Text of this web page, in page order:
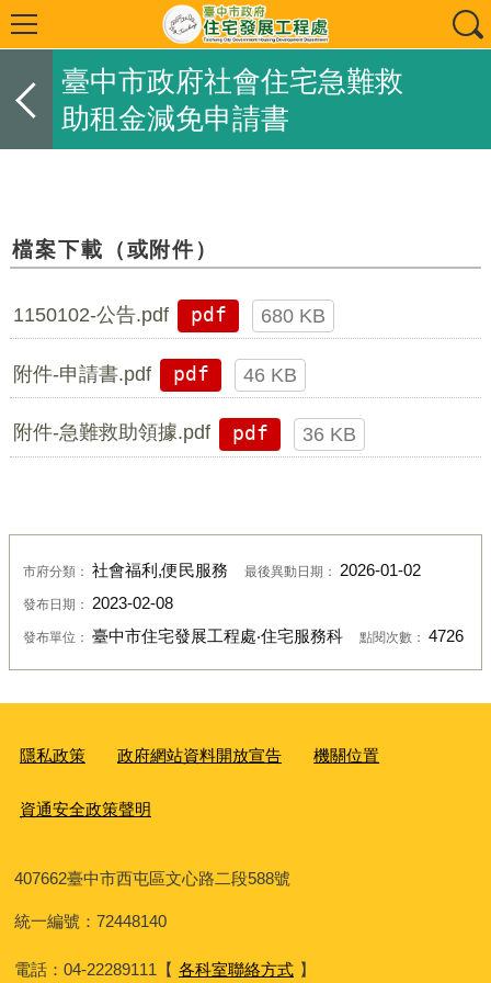
臺中市政府社會住宅急難救
助租金減免申請書
檔案下載（或附件）
1150102-公告.pdf pdf 680 KB
附件-申請書.pdf pdf 46 KB
附件-急難救助領據.pdf pdf 36 KB
市府分類： 社會福利,便民服務 最後異動日期： 2026-01-02
發布日期： 2023-02-08
發布單位： 臺中市住宅發展工程處‧住宅服務科 點閱次數： 4726
隱私政策 政府網站資料開放宣告 機關位置
資通安全政策聲明
407662臺中市西屯區文心路二段588號
統一編號：72448140
電話：04-22289111 【 各科室聯絡方式 】